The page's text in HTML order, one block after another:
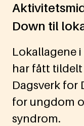
Down til
Lokallagene
har fått
Dagsverk for
for ungdom
syndrom.